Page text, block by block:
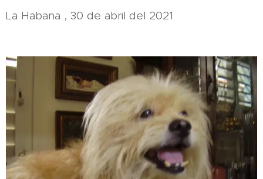
La Habana , 30 de abril del 2021